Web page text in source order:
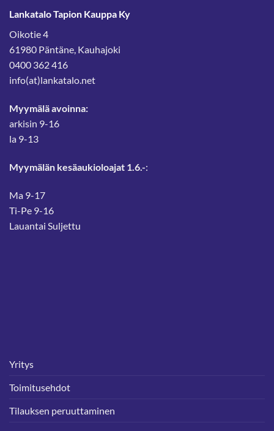
Lankatalo Tapion Kauppa Ky
Oikotie 4
61980 Päntäne, Kauhajoki
0400 362 416
info(at)lankatalo.net
Myymälä avoinna:
arkisin 9-16
la 9-13
Myymälän kesäaukioloajat 1.6.-:
Ma 9-17
Ti-Pe 9-16
Lauantai Suljettu
Yritys
Toimitusehdot
Tilauksen peruuttaminen